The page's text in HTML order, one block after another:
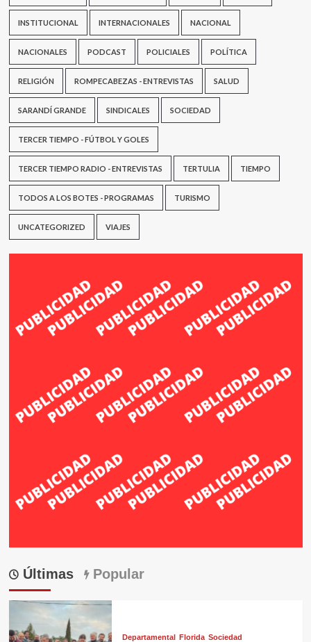
INSTITUCIONAL INTERNACIONALES NACIONAL
NACIONALES PODCAST POLICIALES POLÍTICA
RELIGIÓN ROMPECABEZAS - ENTREVISTAS SALUD
SARANDÍ GRANDE SINDICALES SOCIEDAD
TERCER TIEMPO - FÚTBOL Y GOLES
TERCER TIEMPO RADIO - ENTREVISTAS TERTULIA TIEMPO
TODOS A LOS BOTES - PROGRAMAS TURISMO
UNCATEGORIZED VIAJES
Últimas Popular
Departamental Florida Sociedad